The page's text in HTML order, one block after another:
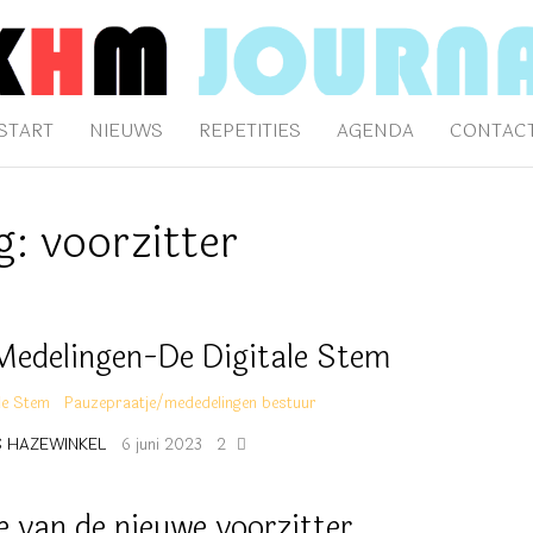
Hengelo's Mannenkoor
NIEUWS REPETITIES AGENDA
voorzitter
De Digitale Stem
Stem Pauzepraatje/mededelingen bestuur
HAZEWINKEL 6 juni 2023 2